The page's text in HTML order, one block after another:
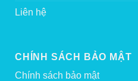
Liên hệ
CHÍNH SÁCH BẢO MẬT
Chính sách bảo mật